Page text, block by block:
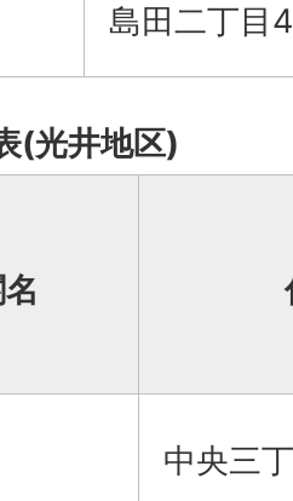
島田二丁目
(光井地区)
中央三